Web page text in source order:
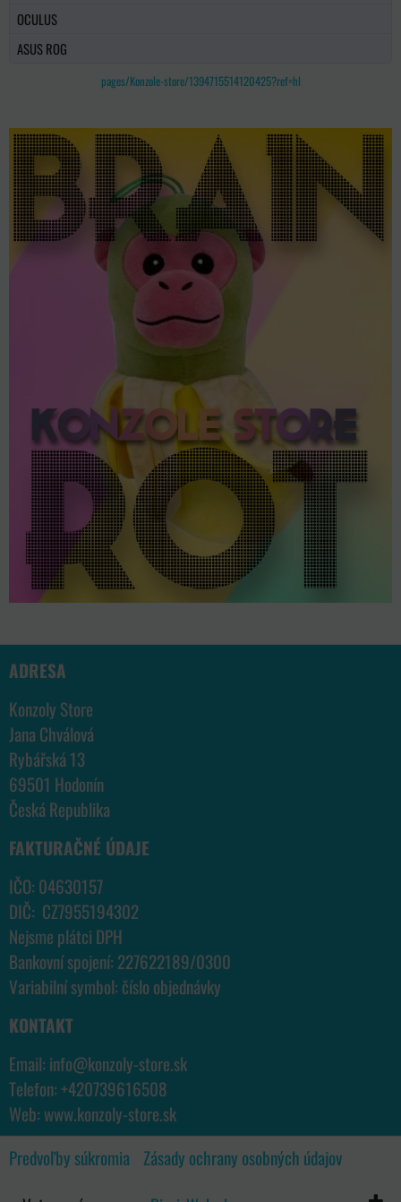
OCULUS
ASUS ROG
pages/Konzole-store/1394715514120425?ref=hl
ADRESA
Konzoly Store
Jana Chválová
Rybářská 13
69501 Hodonín
Česká Republika
FAKTURAČNÉ ÚDAJE
IČO: 04630157
DIČ: CZ7955194302
Nejsme plátci DPH
Bankovní spojení: 227622189/0300
Variabilní symbol: číslo objednávky
KONTAKT
Email: info@konzoly-store.sk
Telefon:+420739616508
Web: www.konzoly-store.sk
Predvoľby súkromia Zásady ochrany osobných údajov